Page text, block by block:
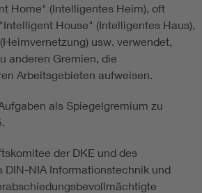
Home" (Intelligentes Heim), oft
House" (Intelligentes Haus),
usw. verwendet,
anderen Gremien, die
Arbeitsgebieten aufweisen.
als Spiegelgremium zu
der DKE und des
DIN-NIA Informationstechnik und